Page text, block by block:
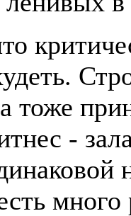
тоже
-